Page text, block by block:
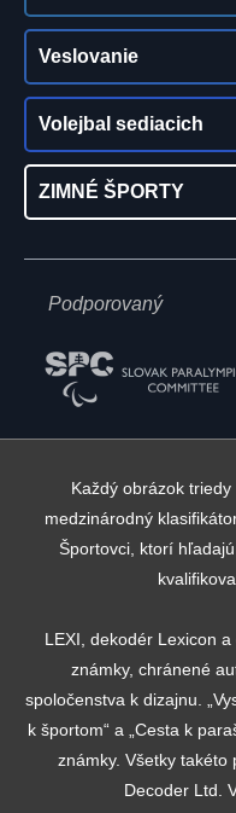
Veslovanie
Volejbal sediacich
ZIMNÉ ŠPORTY
Podporovaný
Každý obrázok
medzinárodný
Športovci, ktorí
LEXI, dekodér Lexicon
známky, chránené
spoločenstva k dizajnu.
k športom“ a „Cesta k
známky. Všetky takéto
Decoder Ltd.